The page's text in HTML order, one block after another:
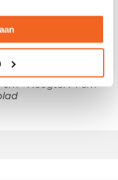
chroom
cm - Hoogte: 74 cm